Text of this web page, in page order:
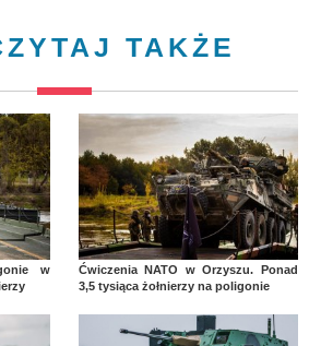
TAKŻE
w
Ćwiczenia NATO w Orzyszu. Ponad
3,5 tysiąca żołnierzy na poligonie